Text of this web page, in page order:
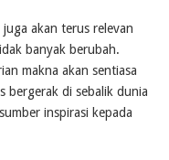
akan terus relevan
banyak berubah.
makna akan sentiasa
bergerak di sebalik dunia
inspirasi kepada